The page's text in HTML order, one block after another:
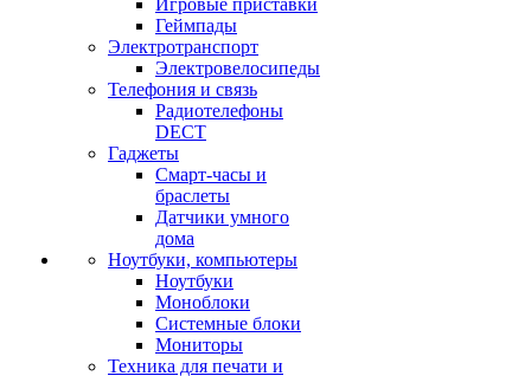
Игровые приставки
Геймпады
Электротранспорт
Электровелосипеды
Телефония и связь
Радиотелефоны
DECT
Гаджеты
Смарт-часы и
браслеты
Датчики умного
дома
Ноутбуки, компьютеры
Ноутбуки
Моноблоки
Системные блоки
Мониторы
Техника для печати и